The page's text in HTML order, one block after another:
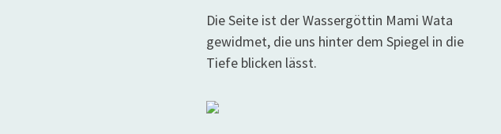
Die Seite ist der Wassergöttin Mami Wata
gewidmet, die uns hinter dem Spiegel in die
Tiefe blicken lässt.